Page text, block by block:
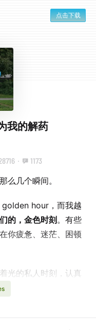
点击下载
我的解药
· 1173
么几个瞬间。
golden hour，而我越
的，金色时刻 。有些
你疲惫、迷茫、困顿
光的私人时刻，认真
错位的遗憾、阶段性